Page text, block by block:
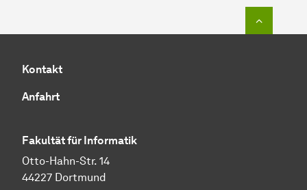
Kontakt
Anfahrt
Fakultät für Informatik
Otto-Hahn-Str. 14
44227 Dortmund